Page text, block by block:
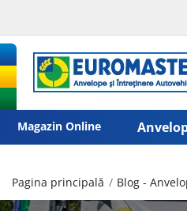
Magazin Online
Pagina principală Blog -